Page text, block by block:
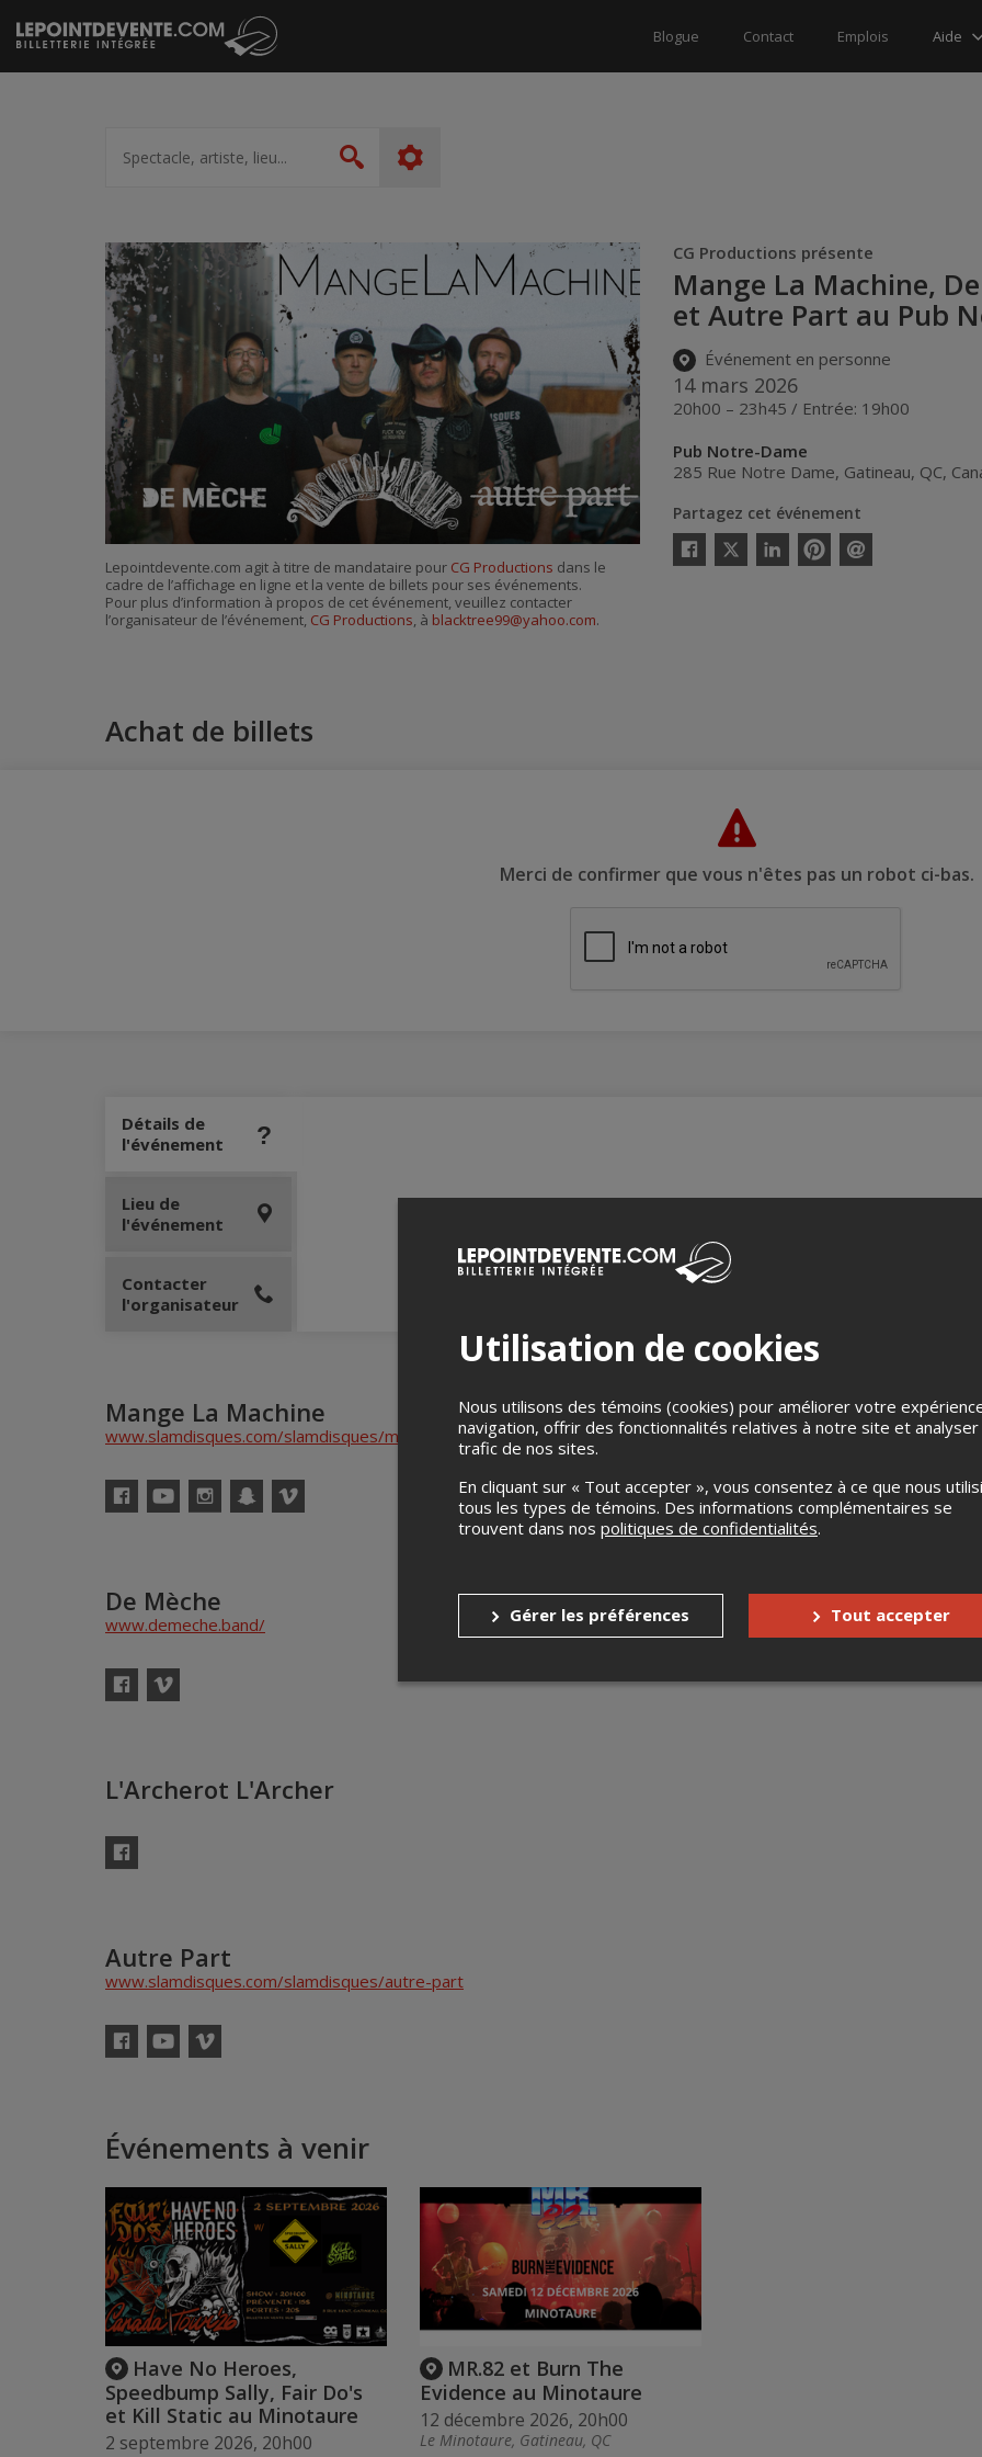
Passer
au
contenu
Blogue Contact Emplois Aide
artiste,
lieu...
Rechercher
CG Productions présente
Mange La Machine,
et Autre Part au Pub
Événement en personne
14 mars 2026
20h00 – 23h45 / Entrée: 19h00
Pub Notre-Dame
285 Rue Notre Dame, Gatineau, QC,
Partagez cet événement
Facebook
Twitter
LinkedinPinterestEnvoyer
Lepointdevente.com agit à titre de mandataire pour CG Productions dans le
cadre de l’affichage en ligne et la vente de billets pour ses événements.
Pour plus d’information à propos de cet événement, veuillez contacter
l’organisateur de l’événement, CG Productions, à blacktree99@yahoo.com.
Achat de billets
Merci de confirmer que vous n'êtes pas un robot ci-bas.
Détails de
l'événement
Lieu de
l'événement
Contacter
l'organisateur
Mange La Machine
www.slamdisques.com/slamdisques/mange-la-machine
De Mèche
www.demeche.band/
L'Archerot L'Archer
Autre Part
www.slamdisques.com/slamdisques/autre-part
Événements à venir
Have No Heroes,
Speedbump Sally, Fair Do's
et Kill Static au Minotaure
2 septembre 2026, 20h00
MR.82 et Burn The
Evidence au Minotaure
12 décembre 2026, 20h00
Le Minotaure, Gatineau, QC
Utilisation de cookies
Nous utilisons des témoins (cookies) pour améliorer votre
navigation, offrir des fonctionnalités relatives à notre site et analyser
trafic de nos sites.
En cliquant sur « Tout accepter », vous consentez à ce que nous
tous les types de témoins. Des informations complémentaires se
trouvent dans nos politiques de confidentialités.
Gérer les préférences Tout accepter